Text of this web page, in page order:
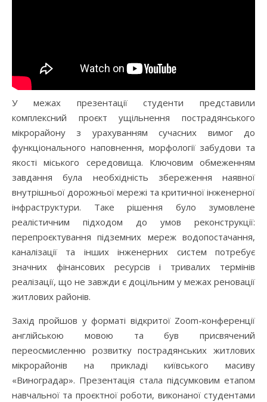
У межах презентації студенти представили
комплексний проєкт ущільнення пострадянського
мікрорайону з урахуванням сучасних вимог до
функціонального наповнення, морфології забудови та
якості міського середовища. Ключовим обмеженням
завдання була необхідність збереження наявної
внутрішньої дорожньої мережі та критичної інженерної
інфраструктури. Таке рішення було зумовлене
реалістичним підходом до умов реконструкції:
перепроєктування підземних мереж водопостачання,
каналізації та інших інженерних систем потребує
значних фінансових ресурсів і тривалих термінів
реалізації, що не завжди є доцільним у межах реновації
житлових районів.
Захід пройшов у форматі відкритої Zoom-конференції
англійською мовою та був присвячений
переосмисленню розвитку пострадянських житлових
мікрорайонів на прикладі київського масиву
«Виноградар». Презентація стала підсумковим етапом
навчальної та проєктної роботи, виконаної студентами